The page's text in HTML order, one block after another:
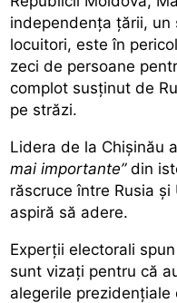
independența țării,
locuitori, este în
zeci de persoane
complot susținut de
pe străzi.
Lidera de la Chișinău
mai importante”din
răscruce între Rusia
aspiră să adere.
Experții electorali
sunt vizați pentru că
alegerile